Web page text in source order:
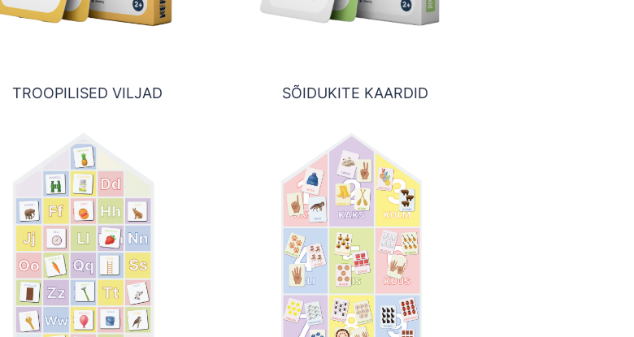
TROOPILISED VILJAD SÕIDUKITE KAARDID